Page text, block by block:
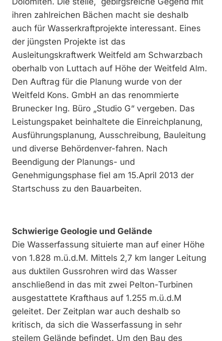
ihren zahlreichen Bächen macht sie deshalb
auch für Wasserkraftprojekte interessant. Eines
der jüngsten Projekte ist das
Ausleitungskraftwerk Weitfeld am Schwarzbach
oberhalb von Luttach auf Höhe der Weitfeld Alm.
Den Auftrag für die Planung wurde von der
Weitfeld Kons. GmbH an das renommierte
Brunecker Ing. Büro „Studio G“ vergeben. Das
Leistungspaket beinhaltete die Einreichplanung,
Ausführungsplanung, Ausschreibung, Bauleitung
und diverse Behördenver-fahren. Nach
Beendigung der Planungs- und
Genehmigungsphase fiel am 15.April 2013 der
Startschuss zu den Bauarbeiten.
Schwierige Geologie und Gelände
Die Wasserfassung situierte man auf einer Höhe
von 1.828 m.ü.d.M. Mittels 2,7 km langer Leitung
aus duktilen Gussrohren wird das Wasser
anschließend in das mit zwei Pelton-Turbinen
ausgestattete Krafthaus auf 1.255 m.ü.d.M
geleitet. Der Zeitplan war auch deshalb so
kritisch, da sich die Wasserfassung in sehr
steilem Gelände befindet. Um den Bau des